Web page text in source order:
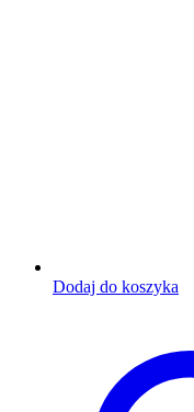
Dodaj do koszyka